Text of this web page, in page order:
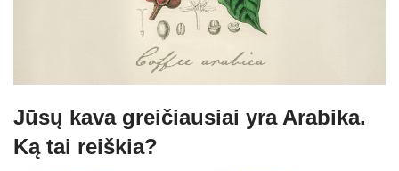
Jūsų kava greičiausiai yra Arabika.
Ką tai reiškia?